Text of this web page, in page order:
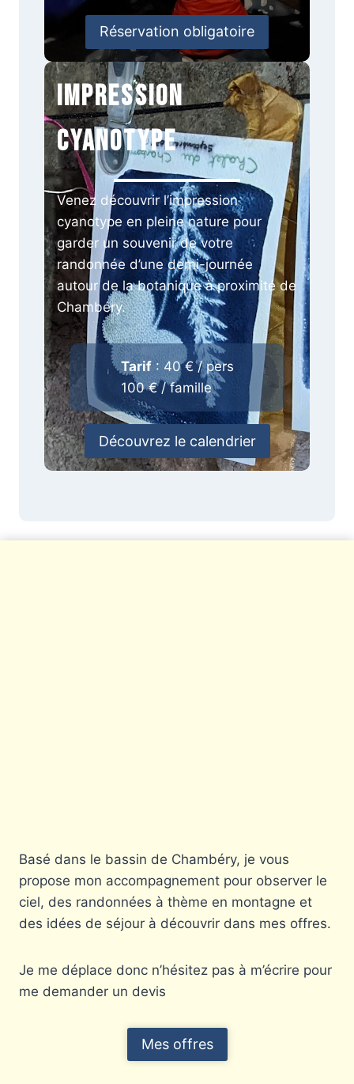
Réservation obligatoire
Impression
Cyanotype
Venez découvrir l’impression
cyanotype en pleine nature pour
garder un souvenir de votre
randonnée d’une demi-journée
autour de la botanique à proximité de
Chambéry.
Tarif: 40 € / pers
100 € / famille
Découvrez le calendrier
Basé dans le bassin de Chambéry, je vous
propose mon accompagnement pour observer le
ciel, des randonnées à thème en montagne et
des idées de séjour à découvrir dans mes offres.
Je me déplace donc n’hésitez pas à m’écrire pour
me demander un devis
Mes offres